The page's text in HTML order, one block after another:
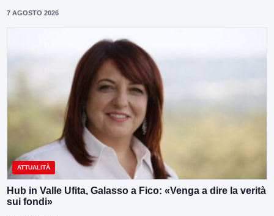
7 AGOSTO 2026
ATTUALITÀ
Hub in Valle Ufita, Galasso a Fico: «Venga a dire la verità
sui fondi»